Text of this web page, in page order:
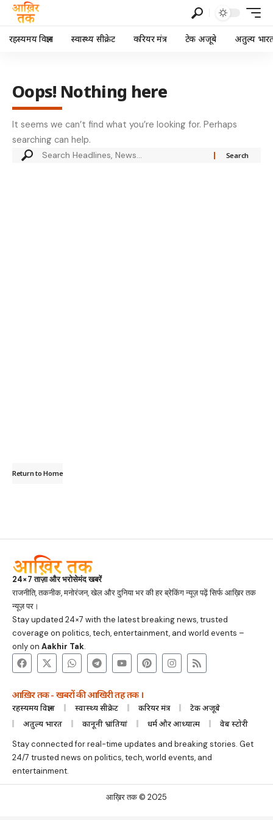
रहस्यमय विज्ञान स्वास्थ्य सीक्रेट करियर मंत्र टेक अजूबे अतुल्य
Oops! Nothing here
It seems we can’t find what you’re looking for. Perhaps
searching can help.
Return to Home
24×7 ताज़ा और भरोसेमंद खबरें
राजनीति, तकनीक, मनोरंजन, खेल और दुनिया भर की हर ब्रेकिंग न्यूज़ पढ़ें सिर्फ आख़िर तक
न्यूज़ पर।
Stay updated 24×7 with the latest breaking news, trusted
coverage on politics, tech, entertainment, and world events –
only on Aakhir Tak.
आख़िर तक - खबरों की आखिरी तह तक ।
रहस्यमय विज्ञान स्वास्थ्य सीक्रेट करियर मंत्र
टेक अजूबे
अतुल्य भारत
कानूनी भ्रांतियां धर्म और आध्यात्म वेब स्टोरी
Stay connected for real-time updates and breaking stories. Get
24/7 trusted news on politics, tech, world events, and
entertainment.
आख़िर तक © 2025